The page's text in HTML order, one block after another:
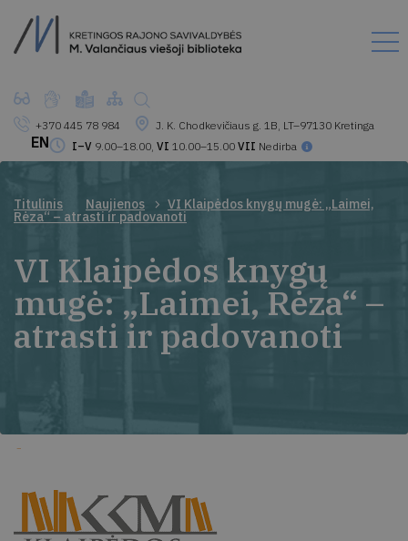
+370 445 78 984
J. K. Chodkevičiaus g. 1B, LT–97130 Kretinga
I–V 9.00–18.00, VI 10.00–15.00 VII Nedirba
EN
Titulinis Naujienos VI Klaipėdos knygų mugė: „Laimei,
Rėza“ – atrasti ir padovanoti
VI Klaipėdos knygų
mugė: „Laimei, Rėza“ –
atrasti ir padovanoti